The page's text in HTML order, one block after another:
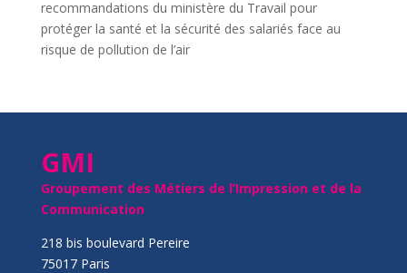
recommandations du ministère du Travail pour
protéger la santé et la sécurité des salariés face au
risque de pollution de l’air
GMI
Groupement des Métiers de l’Impression et de la
Communication
218 bis boulevard Pereire
75017 Paris